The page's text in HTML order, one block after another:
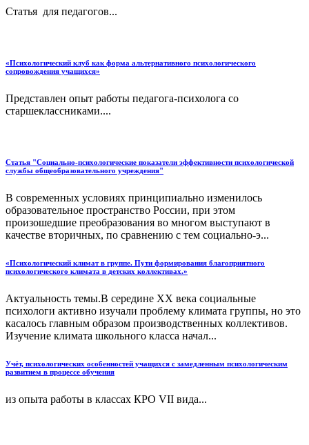
Статья для педагогов...
«Психологический клуб как форма альтернативного психологического
сопровождения учащихся»
Представлен опыт работы педагога-психолога со
старшеклассниками....
Статья "Социально-психологические показатели эффективности психологической
службы общеобразовательного учреждения"
В современных условиях принципиально изменилось
образовательное пространство России, при этом
произошедшие преобразования во многом выступают в
качестве вторичных, по сравнению с тем социально-э...
«Психологический климат в группе. Пути формирования благоприятного
психологического климата в детских коллективах.»
Актуальность темы.В середине XX века социальные
психологи активно изучали проблему климата группы, но это
касалось главным образом производственных коллективов.
Изучение климата школьного класса начал...
Учёт, психологических особенностей учащихся с замедленным психологическим
развитием в процессе обучения
из опыта работы в классах КРО VII вида...